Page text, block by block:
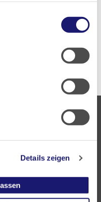
Nutzung der Dienste
Details zeigen